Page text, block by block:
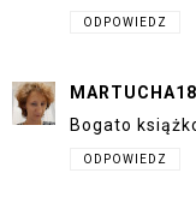
ODPOWIEDZ
Bogato
ODPOWIEDZ